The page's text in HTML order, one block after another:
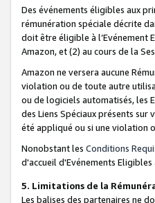
Des événements éligibles aux
rémunération spéciale décrite
doit être éligible à l’Evénement
Amazon, et (2) au cours de la
Amazon ne versera aucune
violation ou de toute autre
ou de logiciels automatisés, les
des Liens Spéciaux présents sur
été appliqué ou si une violation
Nonobstant les Conditions
d'accueil d'Evénements
5. Limitations de la
Les balises des partenaires ne